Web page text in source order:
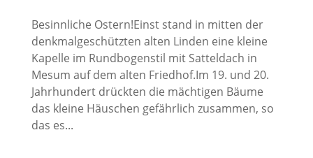
Besinnliche Ostern!Einst stand in mitten der
denkmalgeschützten alten Linden eine kleine
Kapelle im Rundbogenstil mit Satteldach in
Mesum auf dem alten Friedhof.Im 19. und 20.
Jahrhundert drückten die mächtigen Bäume
das kleine Häuschen gefährlich zusammen, so
das es...